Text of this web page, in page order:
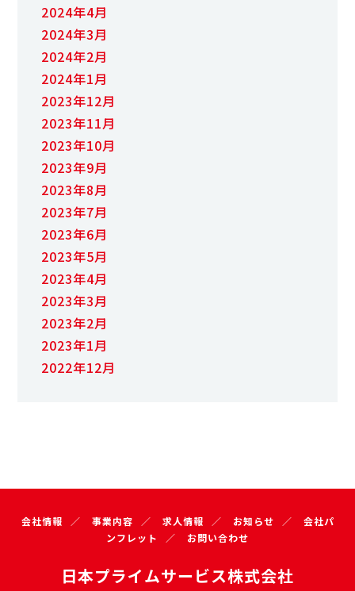
2024年4月
2024年3月
2024年2月
2024年1月
2023年12月
2023年11月
2023年10月
2023年9月
2023年8月
2023年7月
2023年6月
2023年5月
2023年4月
2023年3月
2023年2月
2023年1月
2022年12月
会社情報 事業内容 求人情報 お知らせ
会社パ
ンフレット
お問い合わせ
日本プライムサービス株式会社